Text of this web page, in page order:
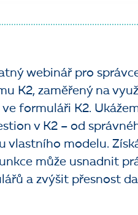
webinář pro
K2, zaměřený na
formuláři K2.
v K2 – od
vlastního modelu.
může usnadnit
a zvýšit přesnost